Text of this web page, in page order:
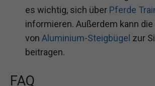
es wichtig, sich über Pferde
informieren. Außerdem kann
von Aluminium-Steigbügel zur
beitragen.
FAQ